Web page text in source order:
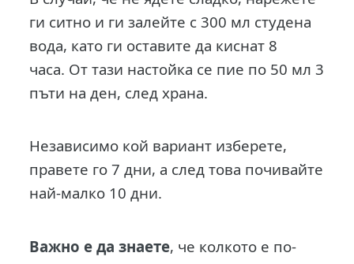
ги ситно и ги залейте с 300 мл студена
вода, като ги оставите да киснат 8
часа. От тази настойка се пие по 50 мл 3
пъти на ден, след храна.
Независимо кой вариант изберете,
правете го 7 дни, а след това почивайте
най-малко 10 дни.
Важно е да знаете, че колкото е по-